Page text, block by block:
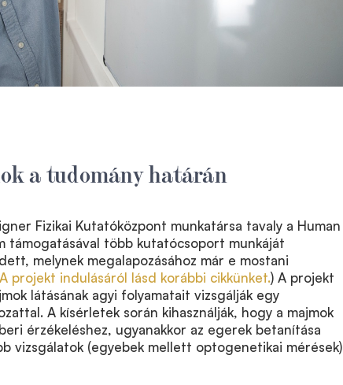
a tudomány határán
Fizikai Kutatóközpont munkatársa tavaly a Human
támogatásával több kutatócsoport munkáját
melynek megalapozásához már e mostani
A projekt indulásáról lásd korábbi cikkünket.) A projekt
látásának agyi folyamatait vizsgálják egy
A kísérletek során kihasználják, hogy a majmok
érzékeléshez, ugyanakkor az egerek betanítása
vizsgálatok (egyebek mellett optogenetikai mérések)